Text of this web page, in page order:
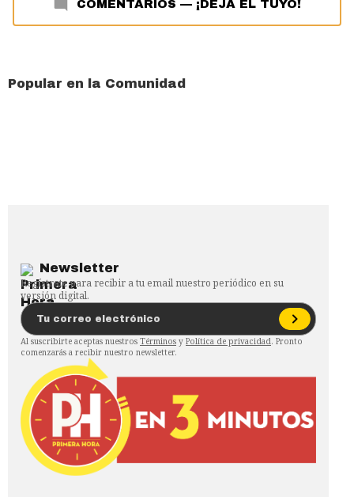
COMENTARIOS — ¡DEJA EL TUYO!
Popular en la Comunidad
Newsletter
Regístrate para recibir a tu email nuestro periódico en su
versión digital.
Al suscribirte aceptas nuestros Términos y Política de privacidad. Pronto
comenzarás a recibir nuestro newsletter.